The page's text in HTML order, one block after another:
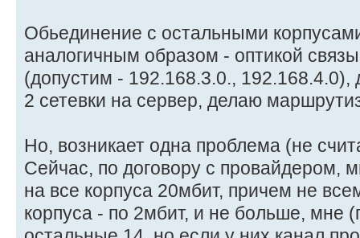
Обьединение с остальными
аналогичным образом - оптикой
(допустим - 192.168.3.0., 192.168.4.0),
2 сетевки на сервер, делаю
Но, возникает одна проблема (не
Сейчас, по договору с провайдером,
на все корпуса 20мбит, причем не
корпуса - по 2мбит, и не больше, мне